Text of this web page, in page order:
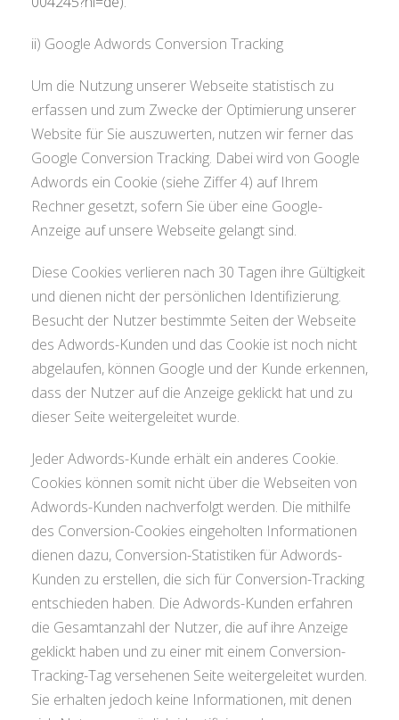
ii) Google Adwords Conversion Tracking
Um die Nutzung unserer Webseite statistisch zu
erfassen und zum Zwecke der Optimierung unserer
Website für Sie auszuwerten, nutzen wir ferner das
Google Conversion Tracking. Dabei wird von Google
Adwords ein Cookie (siehe Ziffer 4) auf Ihrem
Rechner gesetzt, sofern Sie über eine Google-
Anzeige auf unsere Webseite gelangt sind.
Diese Cookies verlieren nach 30 Tagen ihre Gültigkeit
und dienen nicht der persönlichen Identifizierung.
Besucht der Nutzer bestimmte Seiten der Webseite
des Adwords-Kunden und das Cookie ist noch nicht
abgelaufen, können Google und der Kunde erkennen,
dass der Nutzer auf die Anzeige geklickt hat und zu
dieser Seite weitergeleitet wurde.
Jeder Adwords-Kunde erhält ein anderes Cookie.
Cookies können somit nicht über die Webseiten von
Adwords-Kunden nachverfolgt werden. Die mithilfe
des Conversion-Cookies eingeholten Informationen
dienen dazu, Conversion-Statistiken für Adwords-
Kunden zu erstellen, die sich für Conversion-Tracking
entschieden haben. Die Adwords-Kunden erfahren
die Gesamtanzahl der Nutzer, die auf ihre Anzeige
geklickt haben und zu einer mit einem Conversion-
Tracking-Tag versehenen Seite weitergeleitet wurden.
Sie erhalten jedoch keine Informationen, mit denen